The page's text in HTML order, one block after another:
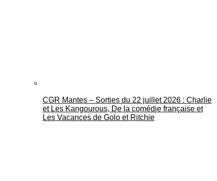
CGR Mantes – Sorties du 22 juillet 2026 : Charlie
et Les Kangourous, De la comédie française et
Les Vacances de Golo et Ritchie